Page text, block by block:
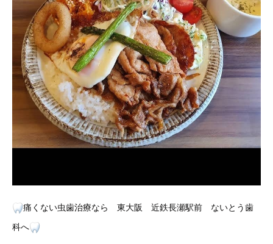
痛くない虫歯治療なら 東大阪 近鉄長瀬駅前 ないとう歯
科へ